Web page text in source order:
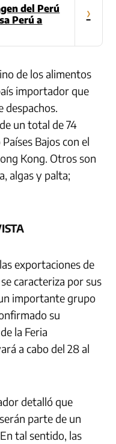
del Perú
Perú a
›
de los alimentos
importador que
despachos.
un total de 74
Bajos con el
Kong. Otros son
algas y palta;
exportaciones de
caracteriza por sus
importante grupo
su
la Feria
a cabo del 28 al
detalló que
parte de un
tal sentido, las